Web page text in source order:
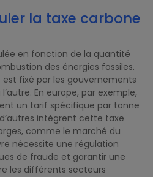
la taxe carbone
en fonction de la quantité
des énergies fossiles.
est fixé par les gouvernements
En europe, par exemple,
un tarif spécifique par tonne
intègrent cette taxe
comme le marché du
nécessite une régulation
de fraude et garantir une
les différents secteurs